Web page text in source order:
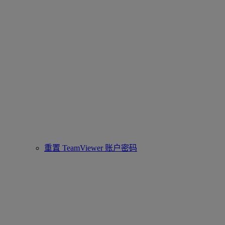
重置 TeamViewer 账户密码